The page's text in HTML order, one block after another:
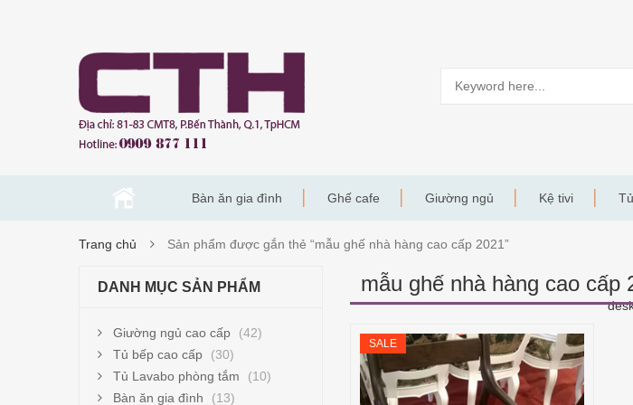
Bàn ăn gia đình Ghế cafe Giường ngủ Kệ tivi
Trang chủ Sản phẩm được gắn thẻ “mẫu ghế nhà hàng cao cấp 2021”
mẫu ghế nhà hàng cao cấp
SALE
DANH MỤC SẢN PHẨM
Giường ngủ cao cấp
(42)
Tủ bếp cao cấp
(30)
Tủ Lavabo phòng tắm
(10)
Bàn ăn gia đình
(13)